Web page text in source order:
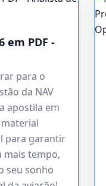
em PDF -
para o
da NAV
apostila em
material
para garantir
mais tempo,
seu sonho